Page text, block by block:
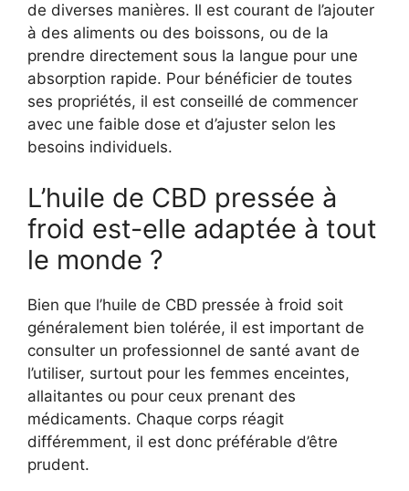
de diverses manières. Il est courant de l’ajouter
à des aliments ou des boissons, ou de la
prendre directement sous la langue pour une
absorption rapide. Pour bénéficier de toutes
ses propriétés, il est conseillé de commencer
avec une faible dose et d’ajuster selon les
besoins individuels.
L’huile de CBD pressée à
froid est-elle adaptée à tout
le monde ?
Bien que l’huile de CBD pressée à froid soit
généralement bien tolérée, il est important de
consulter un professionnel de santé avant de
l’utiliser, surtout pour les femmes enceintes,
allaitantes ou pour ceux prenant des
médicaments. Chaque corps réagit
différemment, il est donc préférable d’être
prudent.